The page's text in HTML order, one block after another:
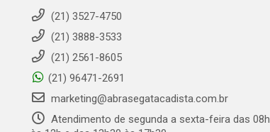
(21) 3527-4750
(21) 3888-3533
(21) 2561-8605
(21) 96471-2691
marketing@abrasegatacadista.com.br
Atendimento de segunda a sexta-feira das 08h